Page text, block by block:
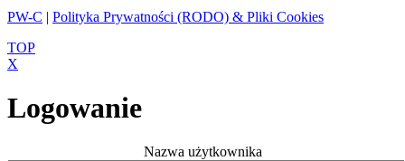
PW-C | Polityka Prywatności (RODO) & Pliki Cookies
TOP
X
Logowanie
Nazwa użytkownika